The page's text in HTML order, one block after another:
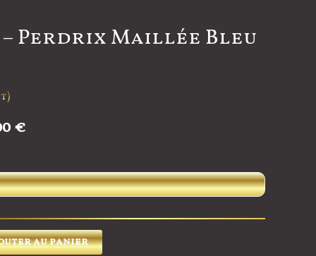
– Perdrix Maillée Bleu
€
au panier